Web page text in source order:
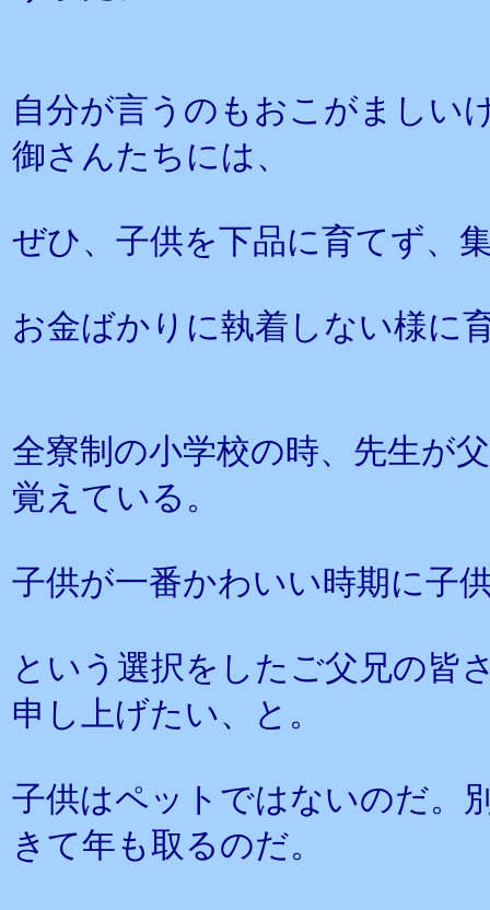
自分が言うのもおこがましい
御さんたちには、
ぜひ、子供を下品に育てず、
お金ばかりに執着しない様に
全寮制の小学校の時、先生が
覚えている。
子供が一番かわいい時期に子
という選択をしたご父兄の皆
申し上げたい、と。
子供はペットではないのだ。
きて年も取るのだ。